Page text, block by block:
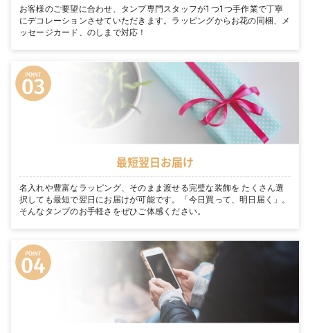
お客様のご要望に合わせ、タンプ専門スタッフが1つ1つ手作業で丁寧
にデコレーションさせていただきます。ラッピングからお花の同梱、メ
ッセージカード、のしまで対応！
最短翌日お届け
名入れや豊富なラッピング、そのまま渡せる完璧な装飾を たくさん選
択しても最短で翌日にお届けが可能です。「今日買って、明日届く」。
そんなタンプのお手軽さをぜひご体感ください。